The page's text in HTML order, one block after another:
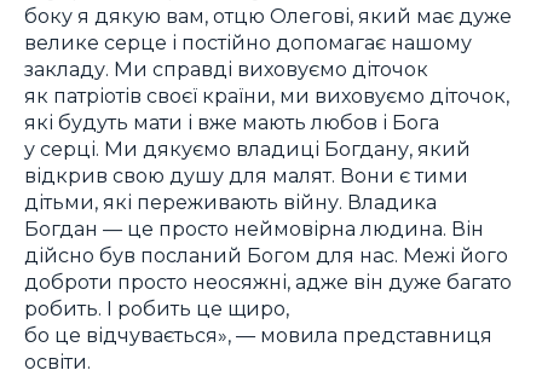
боку я дякую вам, отцю Олегові, який має дуже
велике серце і постійно допомагає нашому
закладу. Ми справді виховуємо діточок
як патріотів своєї країни, ми виховуємо діточок,
які будуть мати і вже мають любов і Бога
у серці. Ми дякуємо владиці Богдану, який
відкрив свою душу для малят. Вони є тими
дітьми, які переживають війну. Владика
Богдан — це просто неймовірна людина. Він
дійсно був посланий Богом для нас. Межі його
доброти просто неосяжні, адже він дуже багато
робить. І робить це щиро,
бо це відчувається», — мовила представниця
освіти.